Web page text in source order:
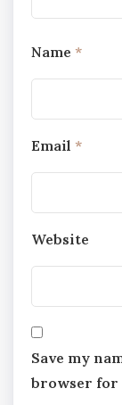
Name *
Email *
Website
Save my
browser for